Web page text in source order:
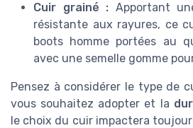
Cuir grainé : Apportant
résistante aux rayures, ce
boots homme portées au
avec une semelle gomme
Pensez à considérer le type de
vous souhaitez adopter et la
le choix du cuir impactera